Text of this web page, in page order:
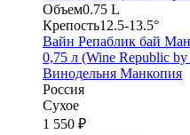
Объем0.75 L
Крепость12.5-13.5°
Вайн Репаблик бай
0,75 л (Wine Republic
Винодельня Манкопия
Россия
Сухое
1 550 ₽